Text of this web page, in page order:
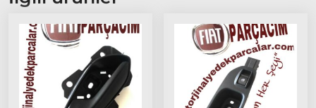
Palio
2002
Palio
2005
Palio